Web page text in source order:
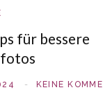
für bessere
KEINE